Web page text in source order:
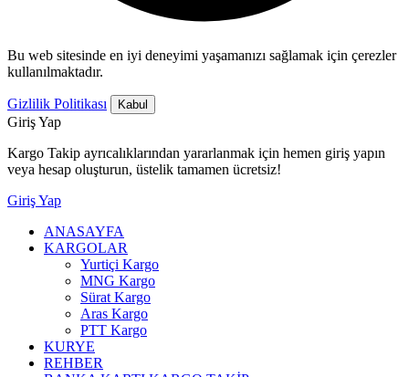
Bu web sitesinde en iyi deneyimi yaşamanızı sağlamak için çerezler
kullanılmaktadır.
Gizlilik Politikası Kabul
Giriş Yap
Kargo Takip ayrıcalıklarından yararlanmak için hemen giriş yapın
veya hesap oluşturun, üstelik tamamen ücretsiz!
Giriş Yap
ANASAYFA
KARGOLAR
Yurtiçi Kargo
MNG Kargo
Sürat Kargo
Aras Kargo
PTT Kargo
KURYE
REHBER